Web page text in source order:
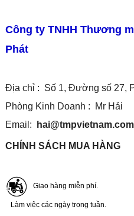
Công ty TNHH Thương
Phát
Địa chỉ : Số 1, Đường số 27,
Phòng Kinh Doanh :
Mr Hải
Email:
hai@tmpvietnam.com
CHÍNH SÁCH MUA HÀNG
Giao hàng miễn phí.
Làm việc các ngày trong tuần.